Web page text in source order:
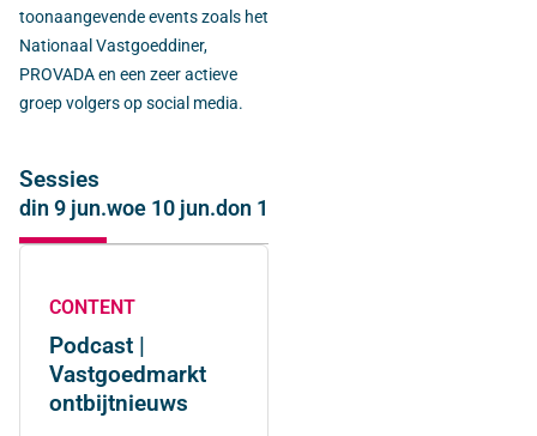
toonaangevende events zoals het
Nationaal Vastgoeddiner,
PROVADA en een zeer actieve
groep volgers op social media.
Sessies
din 9 jun.woe 10 jun.don 11 jun.
CONTENT
Podcast |
Vastgoedmarkt
ontbijtnieuws